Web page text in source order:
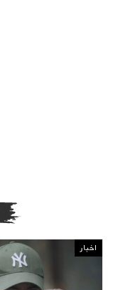
اخبار